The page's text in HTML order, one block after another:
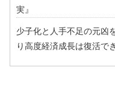
実』
少子化と人手不足の元凶
り高度経済成長は復活で